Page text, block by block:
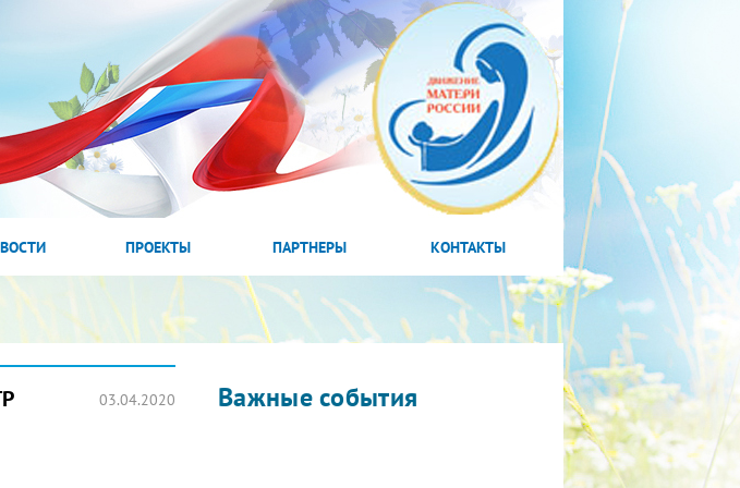
ПРОЕКТЫ ПАРТНЕРЫ КОНТАКТЫ
03.04.2020 Важные события